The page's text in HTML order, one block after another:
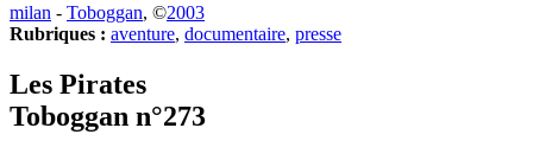
milan - Toboggan, ©2003
Rubriques : aventure, documentaire, presse
Les Pirates
Toboggan n°273